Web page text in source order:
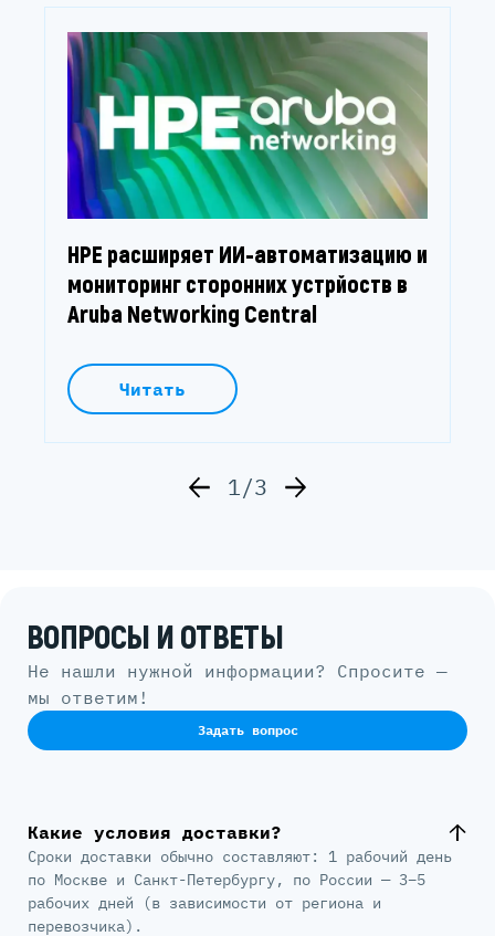
HPE расширяет ИИ-автоматизацию и
мониторинг сторонних устрйоств в
Aruba Networking Central
Читать
1/3
ВОПРОСЫ И ОТВЕТЫ
Не нашли нужной информации? Спросите —
мы ответим!
Задать вопрос
Какие условия доставки?
Сроки доставки обычно составляют: 1 рабочий день
по Москве и Санкт-Петербургу, по России — 3–5
рабочих дней (в зависимости от региона и
перевозчика).